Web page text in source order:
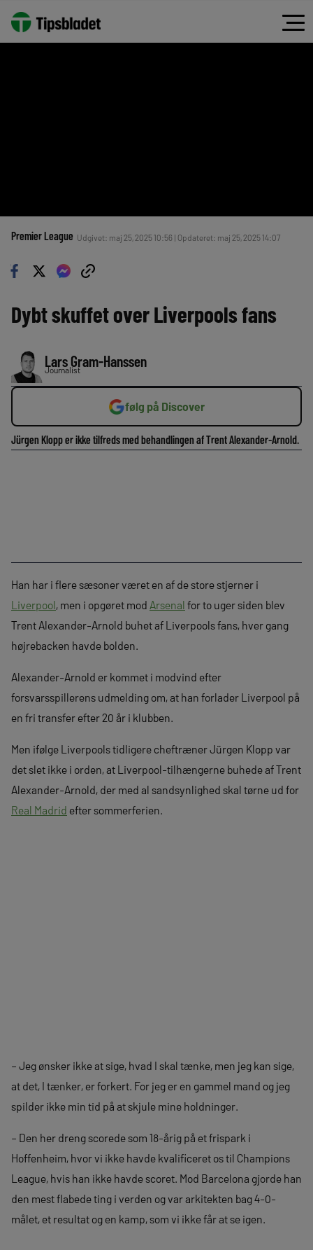
Premier League Udgivet: maj 25, 2025 10:56 | Opdateret: maj 25, 2025 14:07
Dybt skuffet over Liverpools fans
Lars Gram-Hanssen
Journalist
følg på Discover
Jürgen Klopp er ikke tilfreds med behandlingen af Trent Alexander-Arnold.
Han har i flere sæsoner været en af de store stjerner i
Liverpool, men i opgøret mod Arsenal for to uger siden blev
Trent Alexander-Arnold buhet af Liverpools fans, hver gang
højrebacken havde bolden.
Alexander-Arnold er kommet i modvind efter
forsvarsspillerens udmelding om, at han forlader Liverpool på
en fri transfer efter 20 år i klubben.
Men ifølge Liverpools tidligere cheftræner Jürgen Klopp var
det slet ikke i orden, at Liverpool-tilhængerne buhede af Trent
Alexander-Arnold, der med al sandsynlighed skal tørne ud for
Real Madrid efter sommerferien.
– Jeg ønsker ikke at sige, hvad I skal tænke, men jeg kan sige,
at det, I tænker, er forkert. For jeg er en gammel mand og jeg
spilder ikke min tid på at skjule mine holdninger.
– Den her dreng scorede som 18-årig på et frispark i
Hoffenheim, hvor vi ikke havde kvalificeret os til Champions
League, hvis han ikke havde scoret. Mod Barcelona gjorde han
den mest flabede ting i verden og var arkitekten bag 4-0-
målet, et resultat og en kamp, som vi ikke får at se igen.